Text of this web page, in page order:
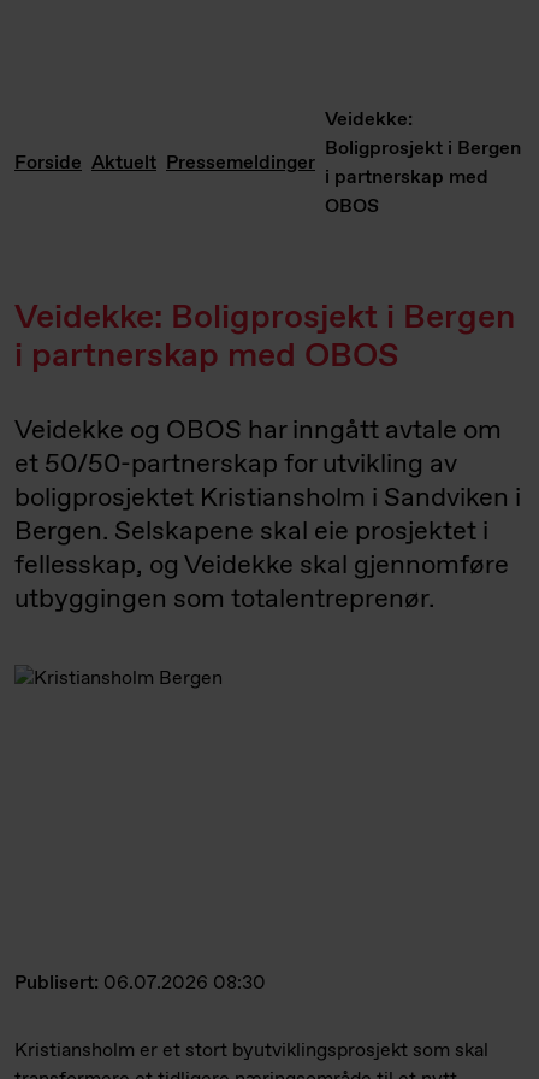
Forside Aktuelt Pressemeldinger
Veidekke:
Boligprosjekt i Bergen
i partnerskap med
OBOS
Veidekke: Boligprosjekt i Bergen
i partnerskap med OBOS
Veidekke og OBOS har inngått avtale om
et 50/50-partnerskap for utvikling av
boligprosjektet Kristiansholm i Sandviken i
Bergen. Selskapene skal eie prosjektet i
fellesskap, og Veidekke skal gjennomføre
utbyggingen som totalentreprenør.
Publisert: 06.07.2026 08:30
Kristiansholm er et stort byutviklingsprosjekt som skal